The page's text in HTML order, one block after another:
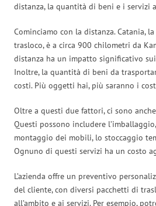
distanza, la quantità di beni e i servizi
Cominciamo con la distanza. Catania,
trasloco, è a circa 900 chilometri da
distanza ha un impatto significativo
Inoltre, la quantità di beni da
costi. Più oggetti hai, più saranno i
Oltre a questi due fattori, ci sono
Questi possono includere
montaggio dei mobili, lo stoccaggio
Ognuno di questi servizi ha un costo
L’azienda offre un preventivo
del cliente, con diversi pacchetti di
all’ambito e ai servizi. Per esempio,